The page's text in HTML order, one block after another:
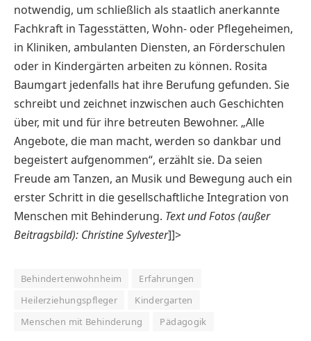
notwendig, um schließlich als staatlich anerkannte
Fachkraft in Tagesstätten, Wohn- oder Pflegeheimen,
in Kliniken, ambulanten Diensten, an Förderschulen
oder in Kindergärten arbeiten zu können. Rosita
Baumgart jedenfalls hat ihre Berufung gefunden. Sie
schreibt und zeichnet inzwischen auch Geschichten
über, mit und für ihre betreuten Bewohner. „Alle
Angebote, die man macht, werden so dankbar und
begeistert aufgenommen“, erzählt sie. Da seien
Freude am Tanzen, an Musik und Bewegung auch ein
erster Schritt in die gesellschaftliche Integration von
Menschen mit Behinderung. Text und Fotos (außer
Beitragsbild): Christine Sylvester]]>
Behindertenwohnheim
Erfahrungen
Heilerziehungspfleger
Kindergarten
Menschen mit Behinderung
Pädagogik